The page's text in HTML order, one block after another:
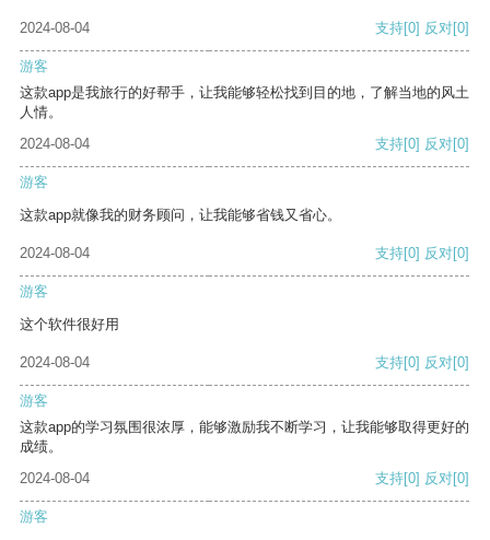
2024-08-04 支持[0] 反对[0]
游客
这款app是我旅行的好帮手，让我能够轻松找到目的地，了解当地的风土
人情。
2024-08-04
支持[0] 反对[0]
游客
这款app就像我的财务顾问，让我能够省钱又省心。
2024-08-04 支持[0] 反对[0]
游客
这个软件很好用
2024-08-04 支持[0] 反对[0]
游客
这款app的学习氛围很浓厚，能够激励我不断学习，让我能够取得更好的
成绩。
2024-08-04
支持[0] 反对[0]
游客